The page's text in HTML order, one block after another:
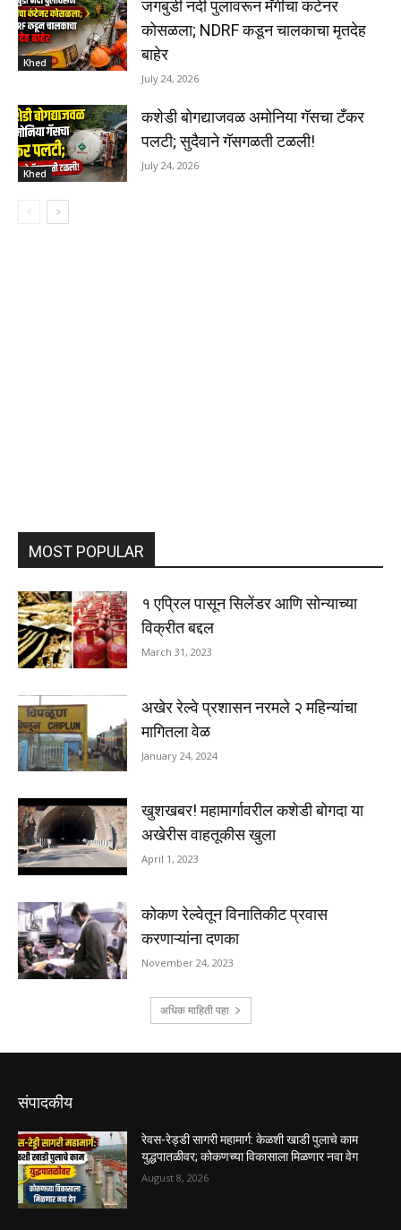
संपादकीय
रेवस-रेड्डी सागरी महामार्ग: केळशी खाडी पुलाचे काम
युद्धपातळीवर; कोकणच्या विकासाला मिळणार नवा वेग
August 8, 2026